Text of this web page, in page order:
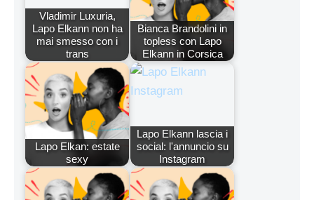
Vladimir Luxuria,
Lapo Elkann non ha
mai smesso con i
trans
Bianca Brandolini in
topless con Lapo
Elkann in Corsica
Lapo Elkan: estate
sexy
Lapo Elkann lascia i
social: l'annuncio su
Instagram